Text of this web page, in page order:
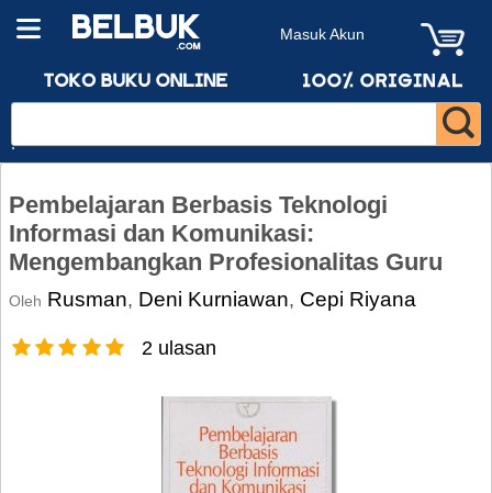
Masuk Akun
Pembelajaran Berbasis Teknologi
Informasi dan Komunikasi:
Mengembangkan Profesionalitas Guru
Oleh Rusman, Deni Kurniawan, Cepi Riyana
2 ulasan